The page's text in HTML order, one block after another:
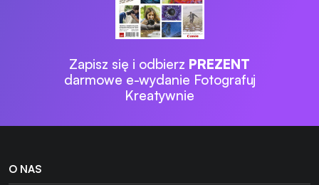
Zapisz się i odbierz PREZENT
darmowe e-wydanie Fotografuj
Kreatywnie
O NAS